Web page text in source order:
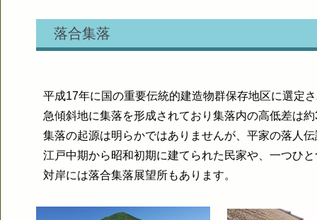
落合集落
平成17年に国の重要伝統的建造物群保存地区に選定
急傾斜地に集落を形成されており集落内の高低差は
集落の起源は明らかではありませんが、平家の落人
江戸中期から昭和初期に建てられた民家や、一つひ
対岸には落合集落展望所もあります。